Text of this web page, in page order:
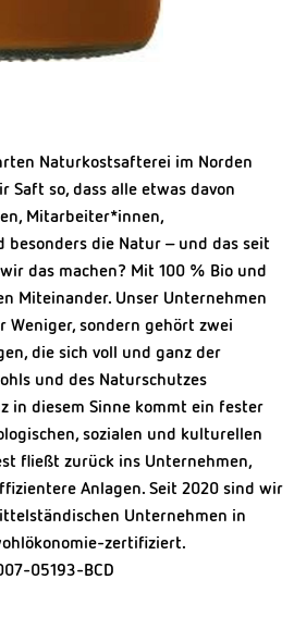
Naturkostsafterei im Norden
Saft so, dass alle etwas davon
Mitarbeiter*innen,
die Natur – und das seit
das machen? Mit 100 % Bio und
Miteinander. Unser Unternehmen
Weniger, sondern gehört zwei
die sich voll und ganz der
und des Naturschutzes
in diesem Sinne kommt ein fester
sozialen und kulturellen
fließt zurück ins Unternehmen,
Anlagen. Seit 2020 sind wir
Unternehmen in
zertifiziert.
05193-BCD